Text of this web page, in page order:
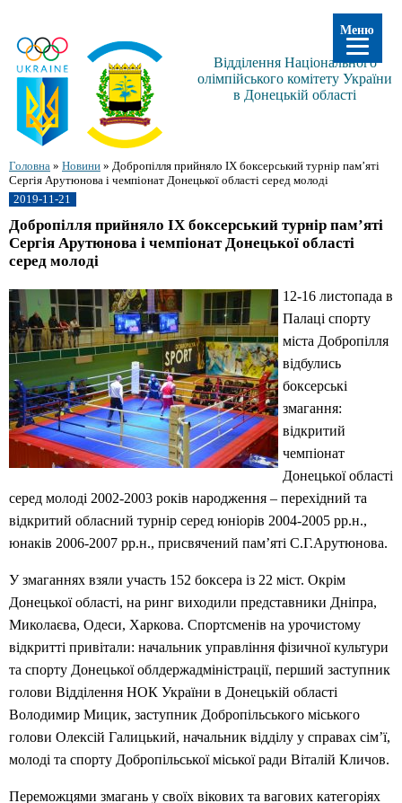
Відділення Національного
олімпійського комітету України
в Донецькій області
Головна » Новини » Добропілля прийняло IX боксерський турнір пам’яті
Сергія Арутюнова і чемпіонат Донецької області серед молоді
2019-11-21
Добропілля прийняло IX боксерський турнір пам’яті
Сергія Арутюнова і чемпіонат Донецької області
серед молоді
12-16 листопада в
Палаці спорту
міста Добропілля
відбулись
боксерські
змагання:
відкритий
чемпіонат
Донецької області
серед молоді 2002-2003 років народження – перехідний та
відкритий обласний турнір серед юніорів 2004-2005 рр.н.,
юнаків 2006-2007 рр.н., присвячений пам’яті С.Г.Арутюнова.
У змаганнях взяли участь 152 боксера із 22 міст. Окрім
Донецької області, на ринг виходили представники Дніпра,
Миколаєва, Одеси, Харкова. Спортсменів на урочистому
відкритті привітали: начальник управління фізичної культури
та спорту Донецької облдержадміністрації, перший заступник
голови Відділення НОК України в Донецькій області
Володимир Мицик, заступник Добропільського міського
голови Олексій Галицький, начальник відділу у справах сім’ї,
молоді та спорту Добропільської міської ради Віталій Кличов.
Переможцями змагань у своїх вікових та вагових категоріях
Меню